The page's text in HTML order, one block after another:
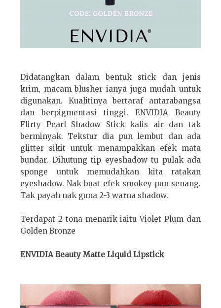
Didatangkan dalam bentuk stick dan jenis
krim, macam blusher ianya juga mudah untuk
digunakan. Kualitinya bertaraf antarabangsa
dan berpigmentasi tinggi. ENVIDIA Beauty
Flirty Pearl Shadow Stick kalis air dan tak
berminyak. Tekstur dia pun lembut dan ada
glitter sikit untuk menampakkan efek mata
bundar. Dihutung tip eyeshadow tu pulak ada
sponge untuk memudahkan kita ratakan
eyeshadow. Nak buat efek smokey pun senang.
Tak payah nak guna 2-3 warna shadow.
Terdapat 2 tona menarik iaitu Violet Plum dan
Golden Bronze
ENVIDIA Beauty Matte Liquid Lipstick